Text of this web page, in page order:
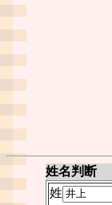
姓名判断
姓